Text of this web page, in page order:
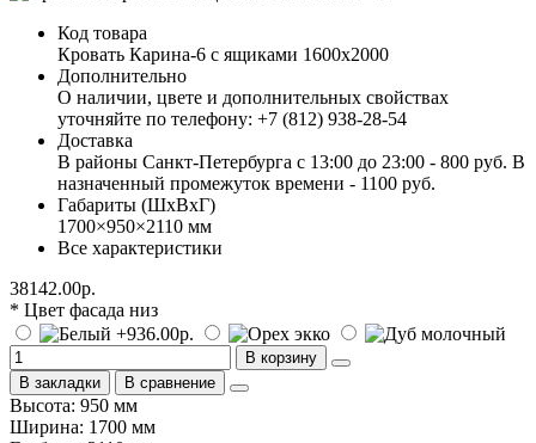
Код товара
Кровать Карина-6 с ящиками 1600х2000
Дополнительно
О наличии, цвете и дополнительных свойствах
уточняйте по телефону: +7 (812) 938-28-54
Доставка
В районы Санкт-Петербурга с 13:00 до 23:00 - 800 руб. В
назначенный промежуток времени - 1100 руб.
Габариты (ШхВхГ)
1700×950×2110 мм
Все характеристики
38142.00р.
* Цвет фасада низ
В корзину
В закладки
В сравнение
Высота: 950 мм
Ширина: 1700 мм